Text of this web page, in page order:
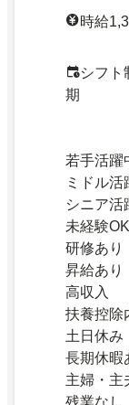
時給
シフト
期
若手活躍
ミドル活
シニア活
未経験OK
研修あり
昇給あり
高収入
扶養控除
土日休み
長期休暇
主婦・主
残業なし